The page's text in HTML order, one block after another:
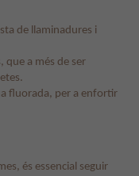
de llaminadures i
que a més de ser
fluorada, per a enfortir
és essencial seguir